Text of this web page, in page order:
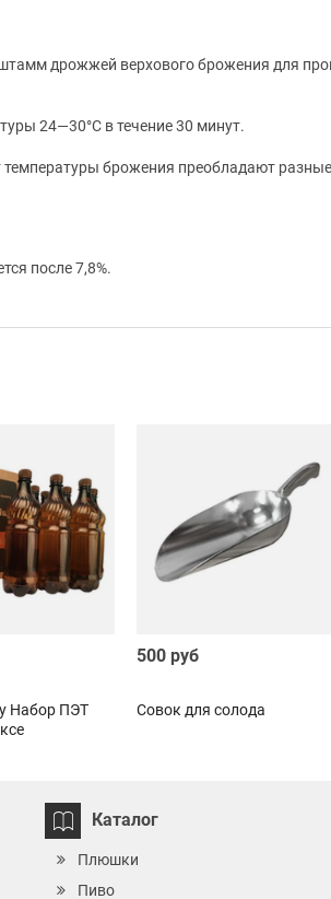
дрожжей верхового брожения для
24—30°C в течение 30 минут.
брожения преобладают
после 7,8%.
Набор ПЭТ
500 руб
Совок для солода
Каталог
Плюшки
Пиво